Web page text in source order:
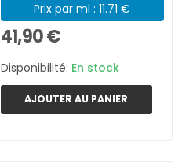
Prix par ml : 11.71 €
41,90 €
Disponibilité: En stock
AJOUTER AU PANIER